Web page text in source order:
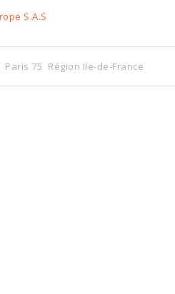
S.A.S
Paris 75 Région Ile-de-France